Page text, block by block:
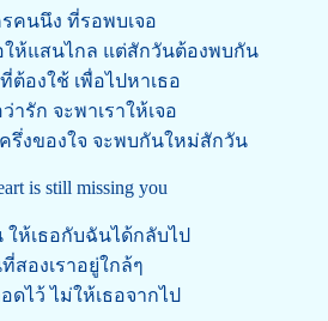
คนนึง ที่รอพบเจอ
ให้แสนไกล แต่สักวันต้องพบกัน
ต้องใช้ เพื่อไปหาเธอ
ารัก จะพาเราให้เจอ
รึ่งของใจ จะพบกันใหม่สักวัน
is still missing you
ให้เธอกับฉันได้กลับไป
สองเราอยู่ใกล้ๆ
ดไว้ ไม่ให้เธอจากไป